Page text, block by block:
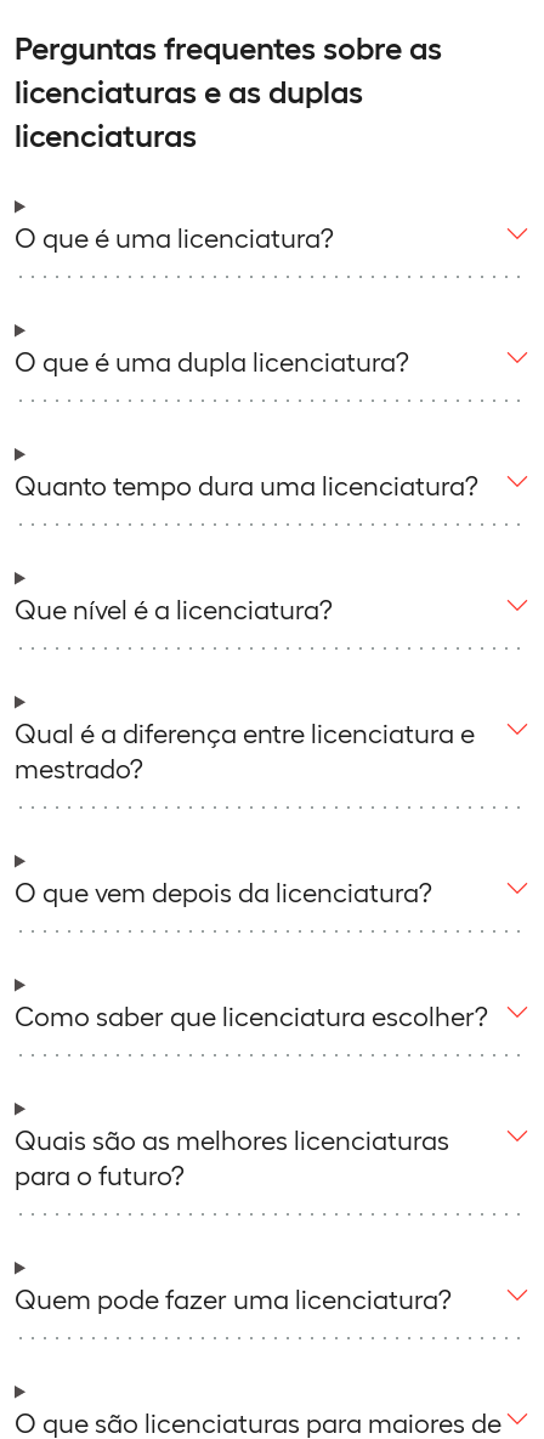
Perguntas frequentes sobre as
licenciaturas e as duplas
licenciaturas
O que é uma licenciatura?
O que é uma dupla licenciatura?
Quanto tempo dura uma licenciatura?
Que nível é a licenciatura?
Qual é a diferença entre licenciatura e
mestrado?
O que vem depois da licenciatura?
Como saber que licenciatura escolher?
Quais são as melhores licenciaturas
para o futuro?
Quem pode fazer uma licenciatura?
O que são licenciaturas para maiores de